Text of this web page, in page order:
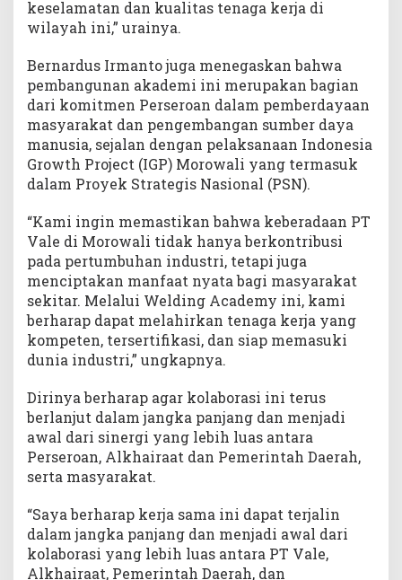
keselamatan dan kualitas tenaga kerja di
wilayah ini,” urainya.
Bernardus Irmanto juga menegaskan bahwa
pembangunan akademi ini merupakan bagian
dari komitmen Perseroan dalam pemberdayaan
masyarakat dan pengembangan sumber daya
manusia, sejalan dengan pelaksanaan Indonesia
Growth Project (IGP) Morowali yang termasuk
dalam Proyek Strategis Nasional (PSN).
“Kami ingin memastikan bahwa keberadaan PT
Vale di Morowali tidak hanya berkontribusi
pada pertumbuhan industri, tetapi juga
menciptakan manfaat nyata bagi masyarakat
sekitar. Melalui Welding Academy ini, kami
berharap dapat melahirkan tenaga kerja yang
kompeten, tersertifikasi, dan siap memasuki
dunia industri,” ungkapnya.
Dirinya berharap agar kolaborasi ini terus
berlanjut dalam jangka panjang dan menjadi
awal dari sinergi yang lebih luas antara
Perseroan, Alkhairaat dan Pemerintah Daerah,
serta masyarakat.
“Saya berharap kerja sama ini dapat terjalin
dalam jangka panjang dan menjadi awal dari
kolaborasi yang lebih luas antara PT Vale,
Alkhairaat, Pemerintah Daerah, dan